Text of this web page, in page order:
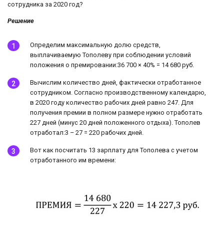
сотрудника за 2020 год?
Решение
Определим максимальную долю средств,
выплачиваемую Тополеву при соблюдении условий
положения о премировании:36 700 × 40% = 14 680 руб.
Вычислим количество дней, фактически отработанное
сотрудником. Согласно производственному календарю,
в 2020 году количество рабочих дней равно 247. Для
получения премии в полном размере нужно отработать
227 дней (минус 20 дней положенного отдыха). Тополев
отработал:3 – 27 = 220 рабочих дней.
Вот как посчитать 13 зарплату для Тополева с учетом
отработанного им времени: